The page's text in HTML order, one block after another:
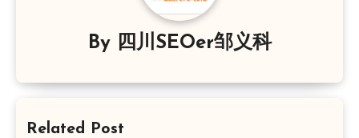
By 四川SEOer邹义科
Related Post